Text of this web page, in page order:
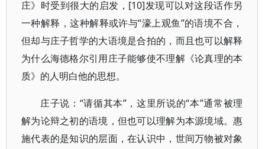
庄》时受到很大的启发，[10]发现可以对这段话作另
一种解释，这种解释或许与“濠上观鱼”的语境不合，
但却与庄子哲学的大语境是合拍的，而且也可以解释
为什么海德格尔引用庄子能够使不理解《论真理的本
质》的人明白他的思想。
庄子说：“请循其本”，这里所说的“本”通常被理
解为论辩之初的语境，但也可以理解为本源境域。惠
施代表的是知识的层面，在认识中，世间万物被对象